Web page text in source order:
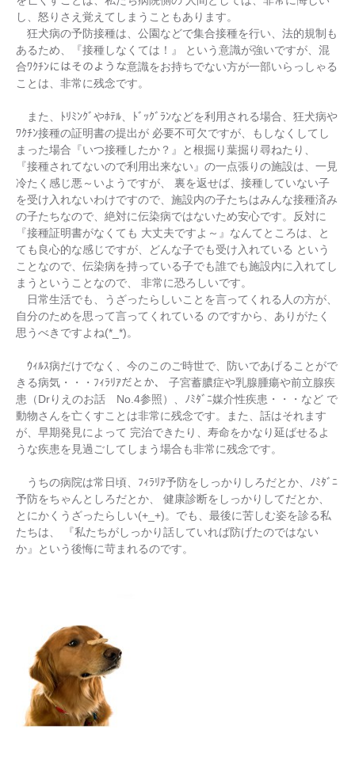
し、怒りさえ覚えてしまうこともあります。
狂犬病の予防接種は、公園などで集合接種を行い、法的規制も
あるため、『接種しなくては！』 という意識が強いですが、混
合ﾜｸﾁﾝにはそのような意識をお持ちでない方が一部いらっしゃる
ことは、非常に残念です。
また、ﾄﾘﾐﾝｸﾞやﾎﾃﾙ、ﾄﾞｯｸﾞﾗﾝなどを利用される場合、狂犬病や
ﾜｸﾁﾝ接種の証明書の提出が 必要不可欠ですが、もしなくしてし
まった場合『いつ接種したか？』と根掘り葉掘り尋ねたり、
『接種されてないので利用出来ない』の一点張りの施設は、一見
冷たく感じ悪～いようですが、 裏を返せば、接種していない子
を受け入れないわけですので、施設内の子たちはみんな接種済み
の子たちなので、絶対に伝染病ではないため安心です。反対に
『接種証明書がなくても 大丈夫ですよ～』なんてところは、と
ても良心的な感じですが、どんな子でも受け入れている という
ことなので、伝染病を持っている子でも誰でも施設内に入れてし
まうということなので、 非常に恐ろしいです。
日常生活でも、うざったらしいことを言ってくれる人の方が、
自分のためを思って言ってくれている のですから、ありがたく
思うべきですよね(*_*)。
ｳｨﾙｽ病だけでなく、今のこのご時世で、防いであげることがで
きる病気・・・ﾌｨﾗﾘｱだとか、 子宮蓄膿症や乳腺腫瘍や前立腺疾
患（Drりえのお話 No.4参照）、ﾉﾐﾀﾞﾆ媒介性疾患・・・など で
動物さんを亡くすことは非常に残念です。また、話はそれます
が、早期発見によって 完治できたり、寿命をかなり延ばせるよ
うな疾患を見過ごしてしまう場合も非常に残念です。
うちの病院は常日頃、ﾌｨﾗﾘｱ予防をしっかりしろだとか、ﾉﾐﾀﾞﾆ
予防をちゃんとしろだとか、 健康診断をしっかりしてだとか、
とにかくうざったらしい(+_+)。でも、最後に苦しむ姿を診る私
たちは、 『私たちがしっかり話していれば防げたのではない
か』という後悔に苛まれるのです。